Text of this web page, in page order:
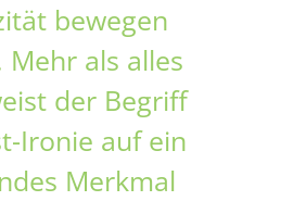
bewegen
Mehr als alles
der Begriff
Ironie auf ein
Merkmal